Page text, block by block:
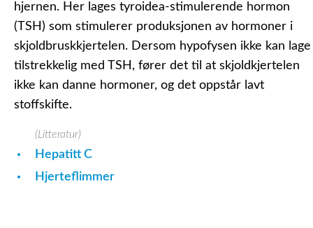
hjernen. Her lages tyroidea-stimulerende hormon
(TSH) som stimulerer produksjonen av hormoner i
skjoldbruskkjertelen. Dersom hypofysen ikke kan lage
tilstrekkelig med TSH, fører det til at skjoldkjertelen
ikke kan danne hormoner, og det oppstår lavt
stoffskifte.
(Litteratur)
Hepatitt C
Hjerteflimmer